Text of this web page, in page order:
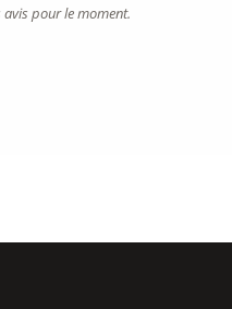
pour le moment.